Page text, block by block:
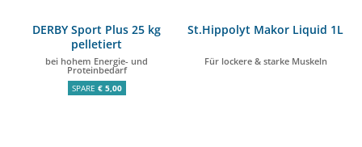
DERBY Sport Plus 25 kg
pelletiert
bei hohem Energie- und
Proteinbedarf
SPARE € 5,00
St.Hippolyt Makor Liquid 1L
Für lockere & starke Muskeln